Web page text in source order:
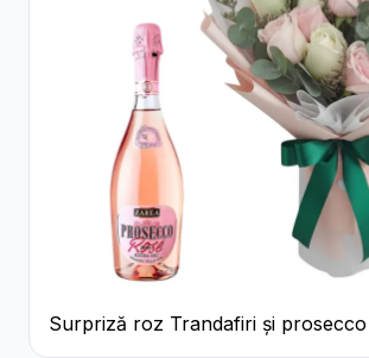
Surpriză roz Trandafiri și prosecco